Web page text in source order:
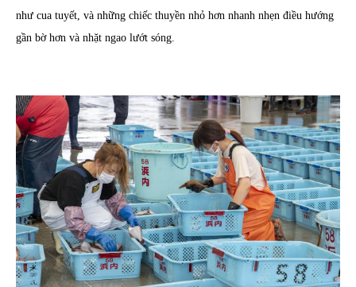
như cua tuyết, và những chiếc thuyền nhỏ hơn nhanh nhẹn điều hướng
gần bờ hơn và nhặt ngao lướt sóng.